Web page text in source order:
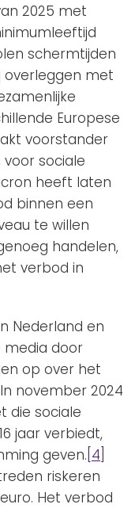
2025 met
schermtijden
overleggen met
Europese
voorstander
sociale
heeft laten
binnen een
te willen
handelen,
verbod in
Nederland en
media door
op over het
november 2024
die sociale
jaar verbiedt,
geven. [4]
riskeren
Het verbod